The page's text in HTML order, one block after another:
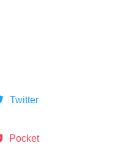
Twitter
Pocket